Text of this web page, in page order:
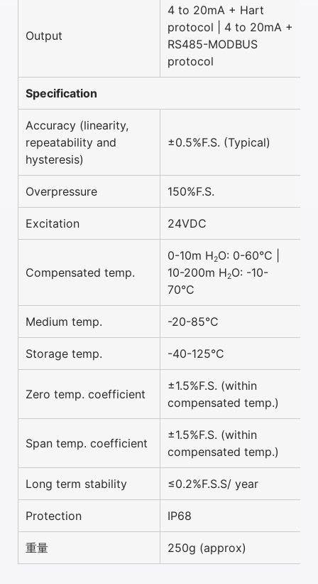
Output
4 to 20mA + Hart
protocol | 4 to 20mA +
RS485-MODBUS
protocol
Specification
Accuracy (linearity,
repeatability and
hysteresis)
±0.5%F.S. (Typical)
Overpressure 150%F.S.
Excitation 24VDC
Compensated temp.
0-10m H2O: 0-60°C |
10-200m H2O: -10-
70°C
Medium temp. -20-85°C
Storage temp. -40-125°C
Zero temp. coefficient
±1.5%F.S. (within
compensated temp.)
Span temp. coefficient
±1.5%F.S. (within
compensated temp.)
Long term stability ≤0.2%F.S.S/ year
Protection IP68
重量 250g (approx)